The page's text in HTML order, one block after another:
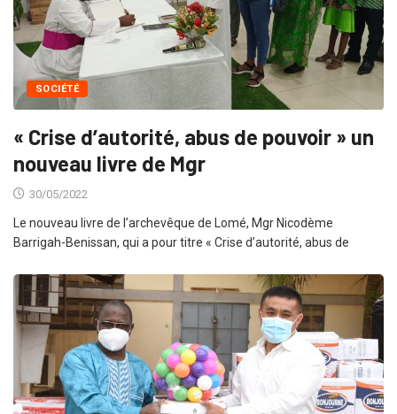
SOCIÉTÉ
« Crise d’autorité, abus de pouvoir » un
nouveau livre de Mgr
30/05/2022
Le nouveau livre de l’archevêque de Lomé, Mgr Nicodème
Barrigah-Benissan, qui a pour titre « Crise d’autorité, abus de